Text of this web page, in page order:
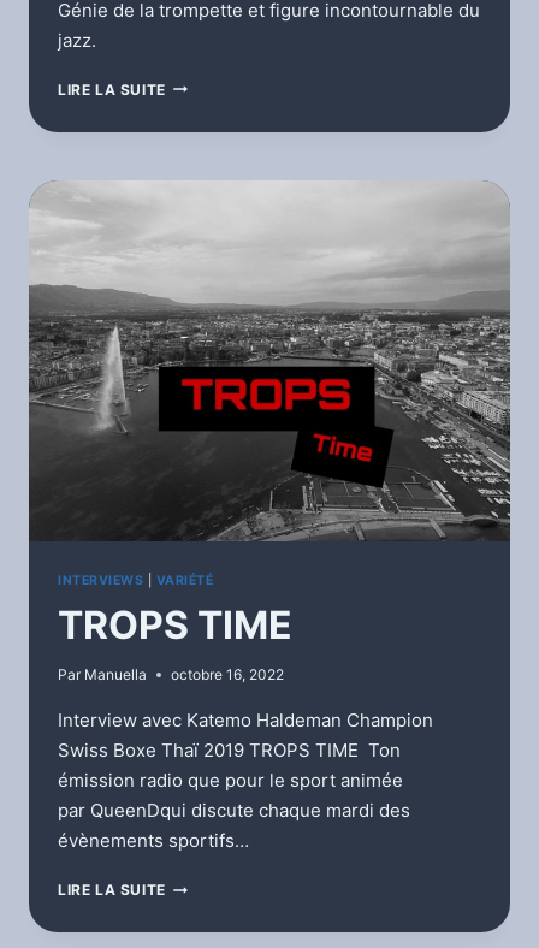
Génie de la trompette et figure incontournable du
jazz.
LIRE LA SUITE L’ÉMISSION”
DE
INTERVIEWS VARIÉTÉ
TROPS TIME
Par Manuella octobre 16, 2022
Interview avec Katemo Haldeman Champion
Swiss Boxe Thaï 2019 TROPS TIME Ton
émission radio que pour le sport animée
par QueenDqui discute chaque mardi des
évènements sportifs…
LIRE LA SUITE TROPS